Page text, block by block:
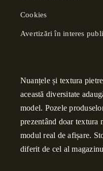
Cookies
Avertizări în interes
Nuanțele și textura
această diversitate
model. Pozele
prezentând doar
modul real de afișare.
diferit de cel al